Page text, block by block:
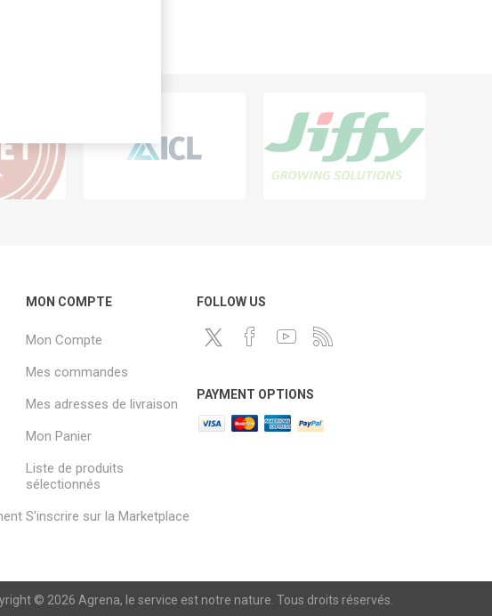
MON COMPTE
Mon Compte
Mes commandes
Mes adresses de livraison
Mon Panier
Liste de produits
sélectionnés
S'inscrire sur la Marketplace
FOLLOW US
PAYMENT OPTIONS
© 2026 Agrena, le service est notre nature. Tous droits réservés.